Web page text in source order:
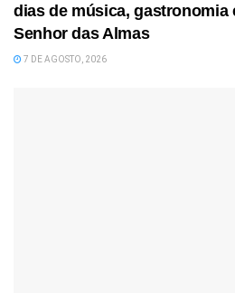
dias de música, gastronomia
Senhor das Almas
7 DE AGOSTO, 2026